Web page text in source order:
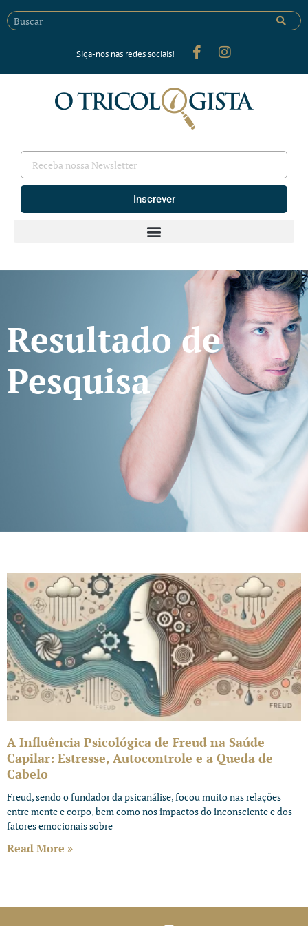
Siga-nos nas redes sociais!
Inscrever
Resultado de
Pesquisa
A Influência Psicológica de Freud na Saúde
Capilar: Estresse, Autocontrole e a Queda de
Cabelo
Freud, sendo o fundador da psicanálise, focou muito nas relações
entre mente e corpo, bem como nos impactos do inconsciente e dos
fatores emocionais sobre
Read More »